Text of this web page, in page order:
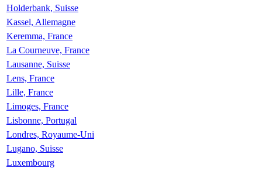
Holderbank, Suisse
Kassel, Allemagne
Keremma, France
La Courneuve, France
Lausanne, Suisse
Lens, France
Lille, France
Limoges, France
Lisbonne, Portugal
Londres, Royaume-Uni
Lugano, Suisse
Luxembourg